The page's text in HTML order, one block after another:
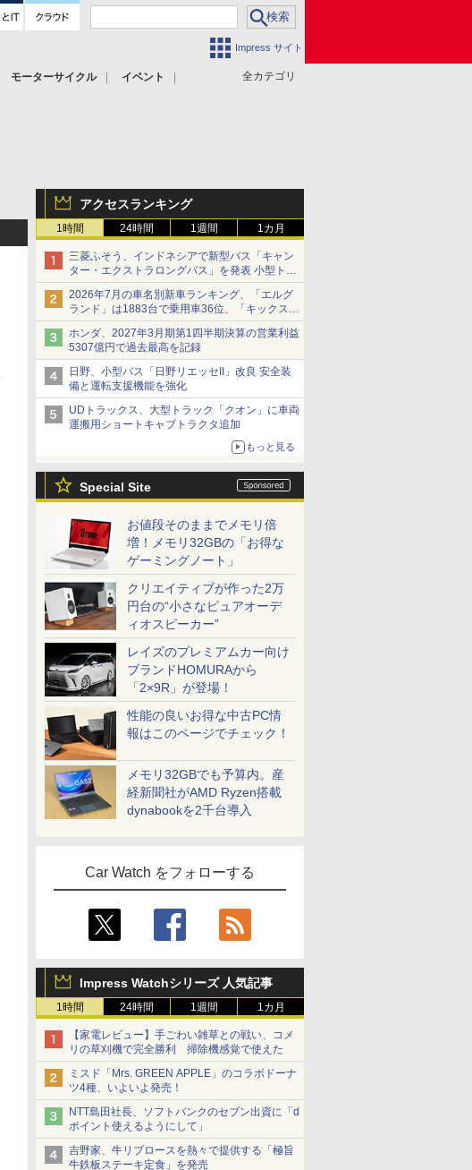
Impress サイト
全カテゴリ
モーターサイクル
イベント
アクセスランキング
1時間 24時間 1週間 1カ月
三菱ふそう、インドネシアで新型バス「キャン
ター・エクストラロングバス」を発表 小型トラ
ックベースの観光・旅客輸送向けバス
2026年7月の車名別新車ランキング、「エルグ
ランド」は1883台で乗用車36位、「キックス」
は2591台で27位に
ホンダ、2027年3月期第1四半期決算の営業利益
5307億円で過去最高を記録
日野、小型バス「日野リエッセII」改良 安全装
備と運転支援機能を強化
UDトラックス、大型トラック「クオン」に車両
運搬用ショートキャブトラクタ追加
もっと見る
Special Site
お値段そのままでメモリ倍
増！メモリ32GBの「お得な
ゲーミングノート」
クリエイティブが作った2万
円台の“小さなピュアオーデ
ィオスピーカー”
レイズのプレミアムカー向け
ブランドHOMURAから
「2×9R」が登場！
性能の良いお得な中古PC情
報はこのページでチェック！
メモリ32GBでも予算内。産
経新聞社がAMD Ryzen搭載
dynabookを2千台導入
Car Watch をフォローする
Impress Watchシリーズ 人気記事
1時間 24時間 1週間 1カ月
【家電レビュー】手ごわい雑草との戦い、コメ
リの草刈機で完全勝利 掃除機感覚で使えた
ミスド「Mrs. GREEN APPLE」のコラボドーナ
ツ4種、いよいよ発売！
NTT島田社長、ソフトバンクのセブン出資に「d
ポイント使えるようにして」
吉野家、牛リブロースを熱々で提供する「極旨
牛鉄板ステーキ定食」を発売